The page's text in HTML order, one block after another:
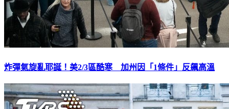
炸彈氣旋亂耶誕！美2/3區酷寒 加州因「1條件」反飆高溫